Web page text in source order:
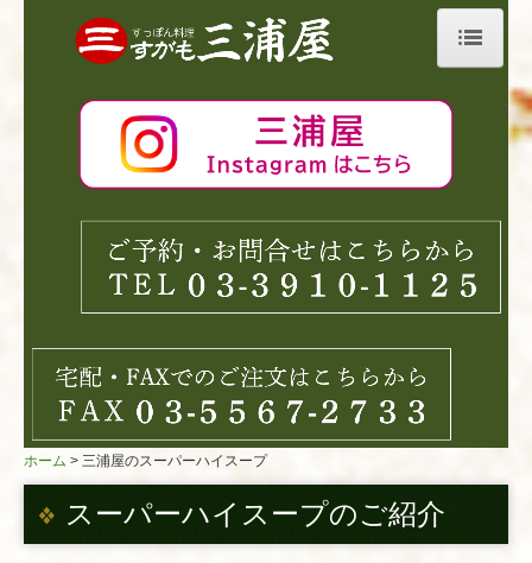
ホーム
巣鴨三浦屋について
すっぽん料理
三浦屋のスーパーハイスープ
リンク集
ホーム 三浦屋のスーパーハイスープ
スーパーハイスープのご紹介